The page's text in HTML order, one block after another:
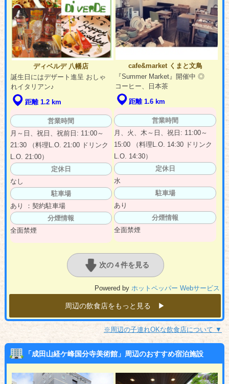
ディベルデ 八幡店
誕生日にはデザート進呈 おしゃ
れイタリアン♪
距離 1.2 km
営業時間
月～日、祝日、祝前日: 11:00～
21:30 （料理L.O. 21:00 ドリンク
L.O. 21:00）
定休日
なし
駐車場
あり ：契約駐車場
分煙情報
全面禁煙
cafe&market くまと文鳥
『Summer Market』開催中 ◎
コーヒー、日本茶
距離 1.6 km
営業時間
月、火、木～日、祝日: 11:00～
15:00 （料理L.O. 14:30 ドリンク
L.O. 14:30）
定休日
水
駐車場
あり
分煙情報
全面禁煙
次の４件を見る
Powered by ホットペッパー Webサービス
周辺の飲食店をもっと見る ▶︎
※周辺の子連れOKな飲食店について ▼
「成田山経ケ峰国分寺美術館」周辺のおすすめ宿泊施設